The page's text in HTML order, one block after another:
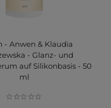
- Anwen & Klaudia
- Glanz- und
auf Silikonbasis - 50
ml